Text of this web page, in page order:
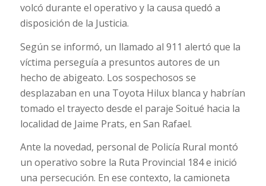
volcó durante el operativo y la causa quedó a
disposición de la Justicia.
Según se informó, un llamado al 911 alertó que la
víctima perseguía a presuntos autores de un
hecho de abigeato. Los sospechosos se
desplazaban en una Toyota Hilux blanca y habrían
tomado el trayecto desde el paraje Soitué hacia la
localidad de Jaime Prats, en San Rafael.
Ante la novedad, personal de Policía Rural montó
un operativo sobre la Ruta Provincial 184 e inició
una persecución. En ese contexto, la camioneta